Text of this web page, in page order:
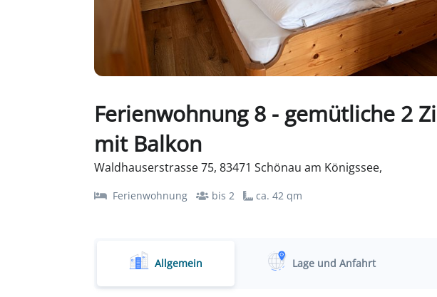
Ferienwohnung 8 - gemütliche 2
mit Balkon
Waldhauserstrasse 75, 83471 Schönau am Königssee,
Ferienwohnung bis 2 ca. 42 qm
Allgemein Lage und Anfahrt